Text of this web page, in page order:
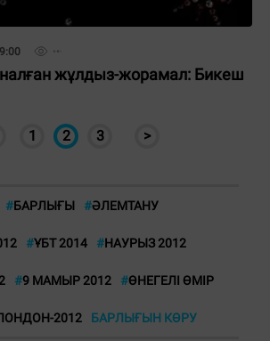
жұлдыз-жорамал: Бикеш
1 2 3 >
#БАРЛЫҒЫ #ӘЛЕМТАНУ
#ҰБТ 2014 #НАУРЫЗ 2012
#9 МАМЫР 2012 #ӨНЕГЕЛІ ӨМІР
2012 БАРЛЫҒЫН КӨРУ